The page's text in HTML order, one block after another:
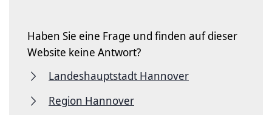
Haben Sie eine Frage und finden auf dieser
Website keine Antwort?
Landeshauptstadt Hannover
Region Hannover